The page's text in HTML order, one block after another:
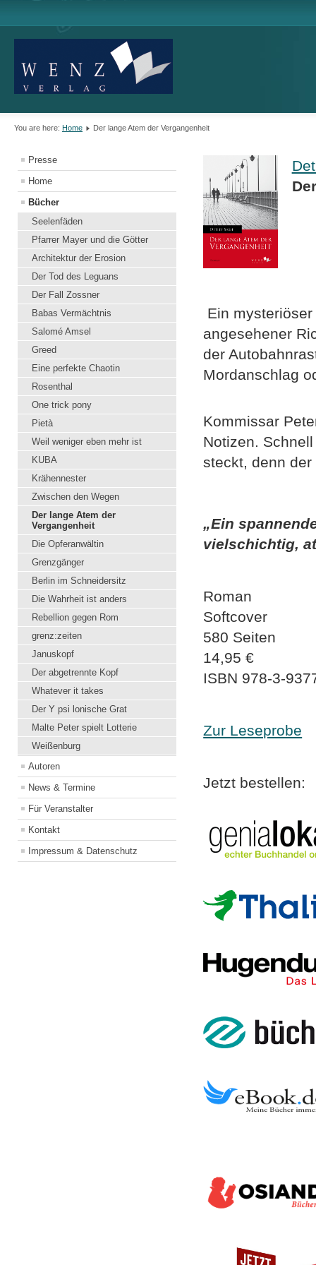
You are here: Home Der lange Atem der Vergangenheit
Presse
Home
Bücher
Seelenfäden
Pfarrer Mayer und die Götter
Architektur der Erosion
Der Tod des Leguans
Der Fall Zossner
Babas Vermächtnis
Salomé Amsel
Greed
Eine perfekte Chaotin
Rosenthal
One trick pony
Pietà
Weil weniger eben mehr ist
KUBA
Krähennester
Zwischen den Wegen
Der lange Atem der
Vergangenheit
Die Opferanwältin
Grenzgänger
Berlin im Schneidersitz
Die Wahrheit ist anders
Rebellion gegen Rom
grenz:zeiten
Januskopf
Der abgetrennte Kopf
Whatever it takes
Der Y psi lonische Grat
Malte Peter spielt Lotterie
Weißenburg
Autoren
News & Termine
Für Veranstalter
Kontakt
Impressum & Datenschutz
Ein
angesehener
der
Mordanschlag
Kommissar
Notizen.
steckt, denn
„Ein
vielschichtig,
Roman
Softcover
580 Seiten
14,95 €
ISBN 978-3-
Zur Leseprobe
Jetzt bestellen: